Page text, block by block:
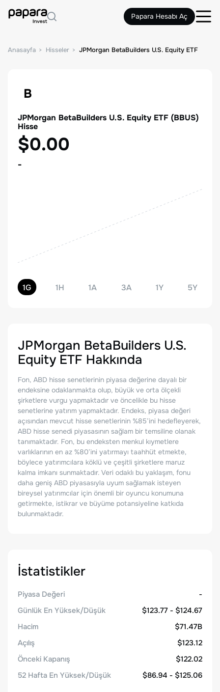
Papara Hesabı Aç
Anasayfa Hisseler JPMorgan BetaBuilders U.S. Equity ETF
B
JPMorgan BetaBuilders U.S. Equity ETF (BBUS)
Hisse
$0.00
-
1G 1H 1A 3A 1Y 5Y
JPMorgan BetaBuilders U.S.
Equity ETF Hakkında
Fon, ABD hisse senetlerinin piyasa değerine dayalı bir
endeksine odaklanmakta olup, büyük ve orta ölçekli
şirketlere vurgu yapmaktadır ve öncelikle bu hisse
senetlerine yatırım yapmaktadır. Endeks, piyasa değeri
açısından mevcut hisse senetlerinin %85’ini hedefleyerek,
ABD hisse senedi piyasasının sağlam bir temsiline olanak
tanımaktadır. Fon, bu endeksten menkul kıymetlere
varlıklarının en az %80’ini yatırmayı taahhüt etmekte,
böylece yatırımcılara köklü ve çeşitli şirketlere maruz
kalma imkanı sunmaktadır. Veri odaklı bu yaklaşım, fonu
daha geniş ABD piyasasıyla uyum sağlamak isteyen
bireysel yatırımcılar için önemli bir oyuncu konumuna
getirmekte, istikrar ve büyüme potansiyeline katkıda
bulunmaktadır.
İstatistikler
Piyasa Değeri
-
Günlük En Yüksek/Düşük
$123.77 - $124.67
Hacim
$71.47B
Açılış
$123.12
Önceki Kapanış
$122.02
52 Hafta En Yüksek/Düşük
$86.94 - $125.06